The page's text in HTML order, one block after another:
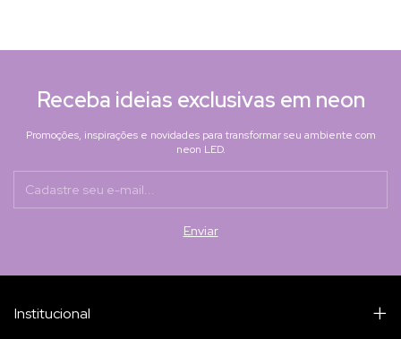
Receba ideias exclusivas em neon
Promoções, inspirações e novidades para transformar seu ambiente com
neon LED.
Institucional